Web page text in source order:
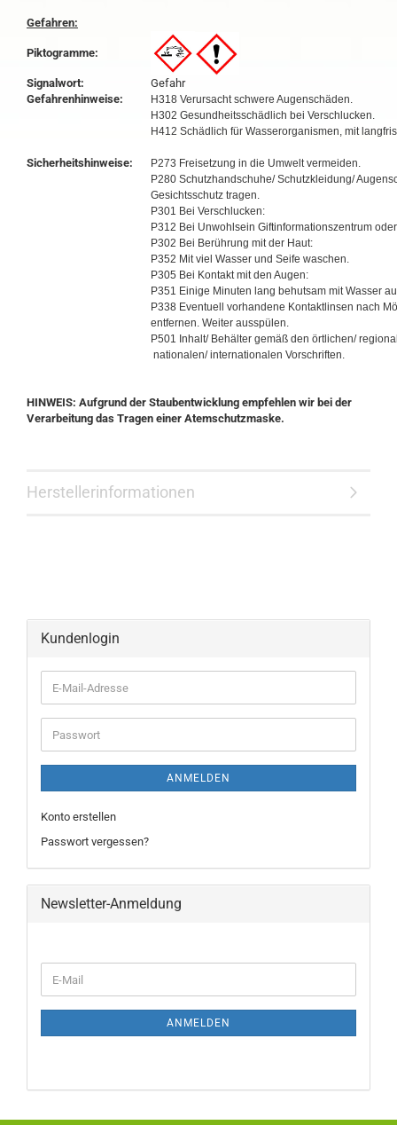
Gefahren:
Piktogramme:
Signalwort:
Gefahr
Gefahrenhinweise:
H318 Verursacht schwere Augenschäden.
H302 Gesundheitsschädlich bei Verschlucken.
H412 Schädlich für Wasserorganismen, mit
Sicherheitshinweise:
P273 Freisetzung in die Umwelt vermeiden.
P280 Schutzhandschuhe/ Schutzkleidung/
Gesichtsschutz tragen.
P301 Bei Verschlucken:
P312 Bei Unwohlsein Giftinformationszentrum
P302 Bei Berührung mit der Haut:
P352 Mit viel Wasser und Seife waschen.
P305 Bei Kontakt mit den Augen:
P351 Einige Minuten lang behutsam mit Wasser
P338 Eventuell vorhandene Kontaktlinsen nach
entfernen. Weiter ausspülen.
P501 Inhalt/ Behälter gemäß den örtlichen/
nationalen/ internationalen Vorschriften.
HINWEIS: Aufgrund der Staubentwicklung empfehlen wir bei der
Verarbeitung das Tragen einer Atemschutzmaske.
Herstellerinformationen
Kundenlogin
ANMELDEN
Konto erstellen
Passwort vergessen?
Newsletter-Anmeldung
ANMELDEN